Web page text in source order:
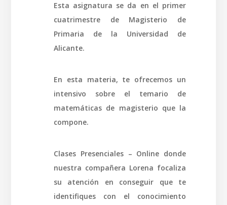
Esta asignatura se da en el primer
cuatrimestre de Magisterio de
Primaria de la Universidad de
Alicante.
En esta materia, te ofrecemos un
intensivo sobre el temario de
matemáticas de magisterio que la
compone.
Clases Presenciales – Online donde
nuestra compañera Lorena focaliza
su atención en conseguir que te
identifiques con el conocimiento